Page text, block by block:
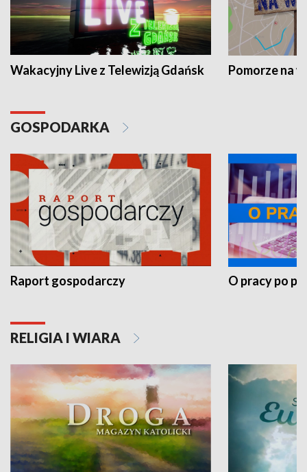
Wakacyjny Live z Telewizją Gdańsk Pomorze na
GOSPODARKA
Raport gospodarczy O pracy po
RELIGIA I WIARA